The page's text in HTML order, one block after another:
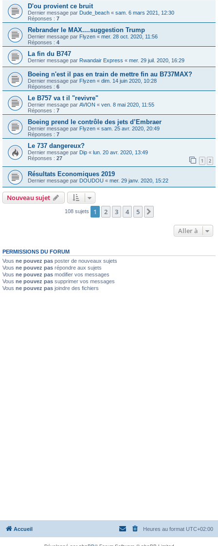
D'ou provient ce bruit
Dernier message par Dude_beach « sam. 6 mars 2021, 12:30
Réponses : 7
Rebrander le MAX....suggestion Trump
Dernier message par Flyzen « mer. 28 oct. 2020, 11:56
Réponses : 4
La fin du B747
Dernier message par Rwandair Express « mer. 29 juil. 2020, 16:29
Boeing n'est il pas en train de mettre fin au B737MAX?
Dernier message par Flyzen « dim. 14 juin 2020, 10:28
Réponses : 6
Le B757 va t il "revivre"
Dernier message par AVION « ven. 8 mai 2020, 11:55
Réponses : 7
Boeing prend le contrôle des jets d’Embraer
Dernier message par Flyzen « sam. 25 avr. 2020, 20:49
Réponses : 7
Le 737 dangereux?
Dernier message par Dip « lun. 20 avr. 2020, 13:49
Réponses : 27 1 2
Résultats Economiques 2019
Dernier message par DOUDOU « mer. 29 janv. 2020, 15:22
Nouveau sujet
108 sujets 1 2 3 4 5
Aller à
PERMISSIONS DU FORUM
Vous ne pouvez pas poster de nouveaux sujets
Vous ne pouvez pas répondre aux sujets
Vous ne pouvez pas modifier vos messages
Vous ne pouvez pas supprimer vos messages
Vous ne pouvez pas joindre des fichiers
Accueil Heures au format UTC+02:00